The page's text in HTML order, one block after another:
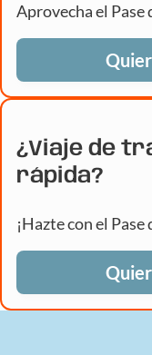
Aprovecha el Pase
¿Viaje de
rápida?
¡Hazte con el